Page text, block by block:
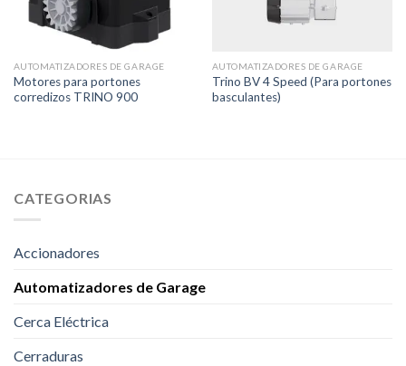
AUTOMATIZADORES DE GARAGE
Motores para portones
corredizos TRINO 900
AUTOMATIZADORES DE GARAGE
Trino BV 4 Speed (Para portones
basculantes)
CATEGORIAS
Accionadores
Automatizadores de Garage
Cerca Eléctrica
Cerraduras